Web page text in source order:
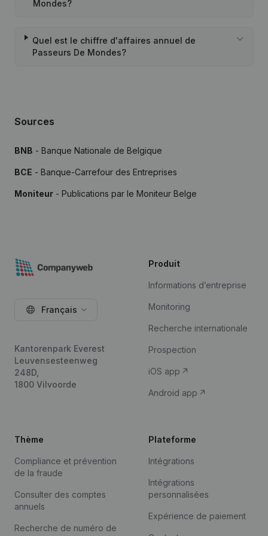
Mondes?
Quel est le chiffre d'affaires annuel de
Passeurs De Mondes?
Sources
BNB - Banque Nationale de Belgique
BCE - Banque-Carrefour des Entreprises
Moniteur - Publications par le Moniteur Belge
Français
Kantorenpark Everest
Leuvensesteenweg
248D,
1800 Vilvoorde
Produit
Informations d’entreprise
Monitoring
Recherche internationale
Prospection
iOS app
Android app
Thème
Compliance et prévention
de la fraude
Consulter des comptes
annuels
Recherche de numéro de
Plateforme
Intégrations
Intégrations
personnalisées
Expérience de paiement